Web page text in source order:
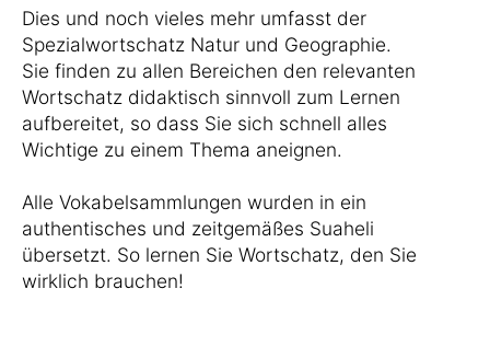
Dies und noch vieles mehr umfasst der
Spezialwortschatz Natur und Geographie.
Sie finden zu allen Bereichen den relevanten
Wortschatz didaktisch sinnvoll zum Lernen
aufbereitet, so dass Sie sich schnell alles
Wichtige zu einem Thema aneignen.
Alle Vokabelsammlungen wurden in ein
authentisches und zeitgemäßes Suaheli
übersetzt. So lernen Sie Wortschatz, den Sie
wirklich brauchen!